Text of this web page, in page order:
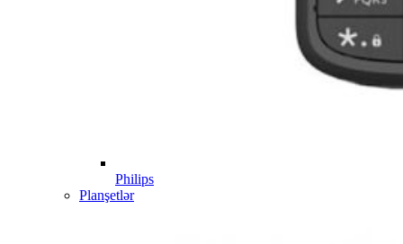
Philips
Planşetlər